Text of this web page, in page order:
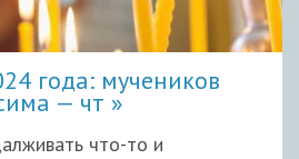
года: мучеников
— чт
что-то и